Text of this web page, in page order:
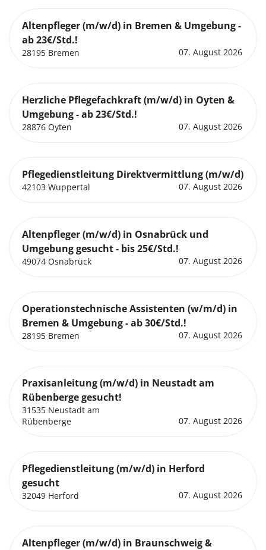
Altenpfleger (m/w/d) in Bremen & Umgebung -
ab 23€/Std.!
28195 Bremen 07. August 2026
Herzliche Pflegefachkraft (m/w/d) in Oyten &
Umgebung - ab 23€/Std.!
28876 Oyten 07. August 2026
Pflegedienstleitung Direktvermittlung (m/w/d)
42103 Wuppertal 07. August 2026
Altenpfleger (m/w/d) in Osnabrück und
Umgebung gesucht - bis 25€/Std.!
49074 Osnabrück 07. August 2026
Operationstechnische Assistenten (w/m/d) in
Bremen & Umgebung - ab 30€/Std.!
28195 Bremen 07. August 2026
Praxisanleitung (m/w/d) in Neustadt am
Rübenberge gesucht!
31535 Neustadt am
Rübenberge
07. August 2026
Pflegedienstleitung (m/w/d) in Herford
gesucht
32049 Herford 07. August 2026
Altenpfleger (m/w/d) in Braunschweig &